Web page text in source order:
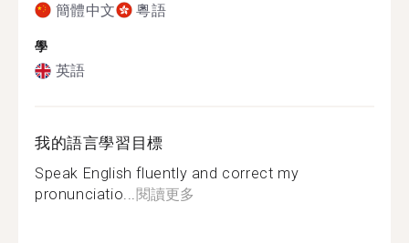
簡體中文 粵語
學
英語
我的語言學習目標
Speak English fluently and correct my
pronunciatio...閱讀更多